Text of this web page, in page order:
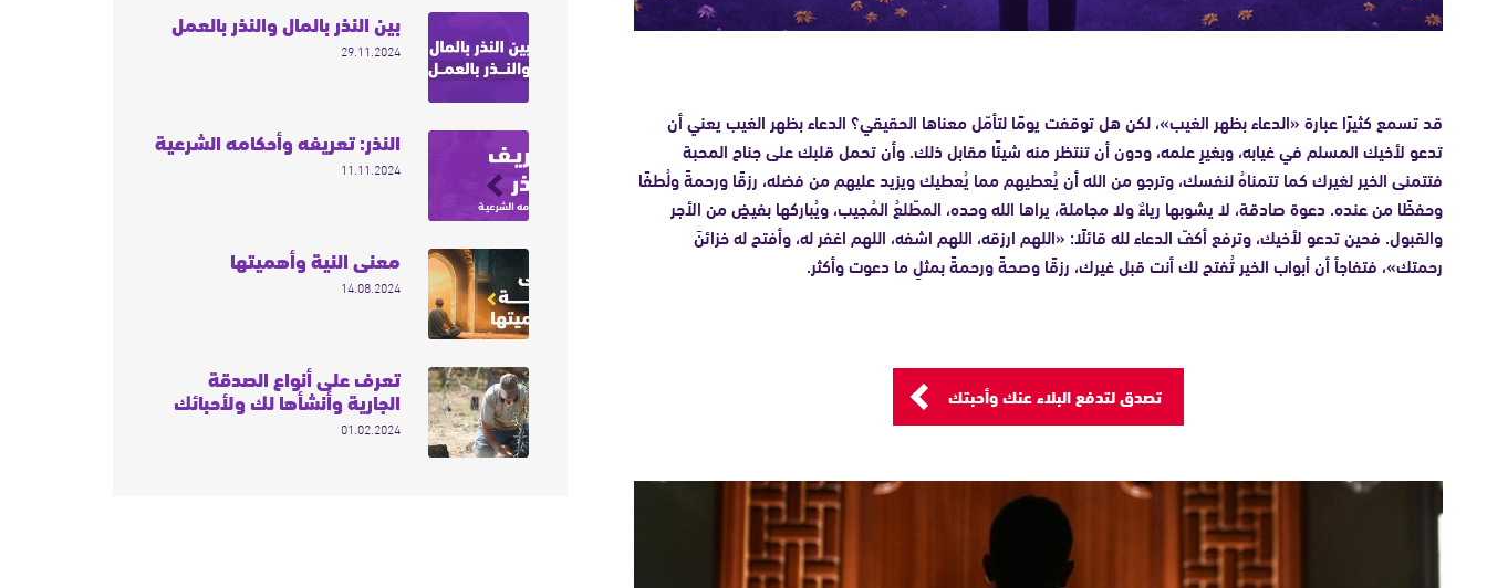
قد تسمع كثيرًا عبارة «الدعاء بظهر الغيب»، لكن هل توقفت يومًا لتأمّل معناها الحقيقي؟ الدعاء بظهر الغيب يعني أن
تدعو لأخيك المسلم في غيابه، وبغيرِ علمه، ودون أن تنتظر منه شيئًا مقابل ذلك. وأن تحمل قلبك على جناح المحبة
فتتمنى الخير لغيرك كما تتمناهُ لنفسك، وترجو من الله أن يُعطيهم مما يُعطيك ويزيد عليهم من فضله، رزقًا ورحمةً ولُطفًا
وحفظًا من عنده. دعوة صادقة، لا يشوبها رياءٌ ولا مجاملة، يراها الله وحده، المطّلعُ المُجيب، ويُباركها بفيضٍ من الأجر
والقبول. فحين تدعو لأخيك، وترفع أكفّ الدعاء لله قائلًا: «اللهم ارزقه، اللهم اشفه، اللهم اغفر له، وأفتح له خزائنَ
رحمتك»، فتفاجأ أن أبواب الخير تُفتح لك أنت قبل غيرك، رزقًا وصحةً ورحمةً بمثلِ ما دعوت وأكثر.
تصدق لتدفع البلاء عنك وأحبتك
بين النذر بالمال والنذر بالعمل
29.11.2024
النذر: تعريفه وأحكامه الشرعية
11.11.2024
معنى النية وأهميتها
14.08.2024
تعرف على أنواع الصدقة
الجارية وأنشأها لك ولأحبائك
01.02.2024